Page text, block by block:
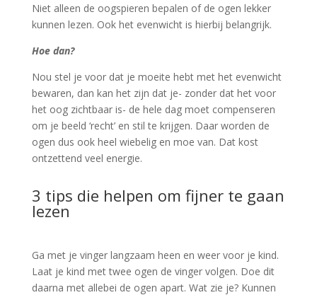
Niet alleen de oogspieren bepalen of de ogen lekker
kunnen lezen. Ook het evenwicht is hierbij belangrijk.
Hoe dan?
Nou stel je voor dat je moeite hebt met het evenwicht
bewaren, dan kan het zijn dat je- zonder dat het voor
het oog zichtbaar is- de hele dag moet compenseren
om je beeld ‘recht’ en stil te krijgen. Daar worden de
ogen dus ook heel wiebelig en moe van. Dat kost
ontzettend veel energie.
3 tips die helpen om fijner te gaan
lezen
Ga met je vinger langzaam heen en weer voor je kind.
Laat je kind met twee ogen de vinger volgen. Doe dit
daarna met allebei de ogen apart. Wat zie je? Kunnen